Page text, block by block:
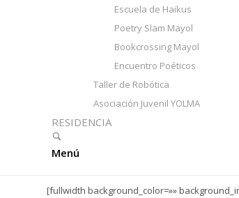
Escuela de Haikus
Poetry Slam Mayol
Bookcrossing Mayol
Encuentro Poéticos
Taller de Robótica
Asociación Juvenil YOLMA
RESIDENCIA
Menú
[fullwidth background_color=»»